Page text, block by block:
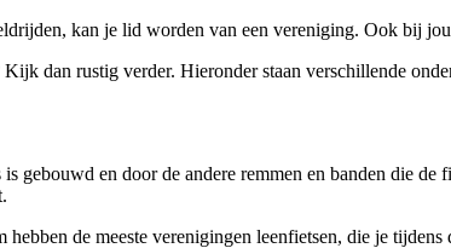
kan je lid worden van een vereniging. Ook bij
dan rustig verder. Hieronder staan verschillende
gebouwd en door de andere remmen en banden die
de meeste verenigingen leenfietsen, die je